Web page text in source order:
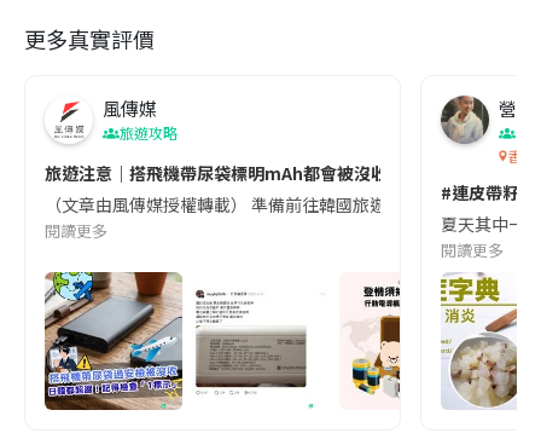
更多真實評價
風傳媒
旅遊攻略
旅遊注意｜搭飛機帶尿袋標明mAh都會被沒收😱出發前切記檢查
（文章由風傳媒授權轉載） 準備前往韓國旅遊的民眾，近期要
閱讀更多
營養
香港
#連皮帶籽
夏天其中一
閱讀更多